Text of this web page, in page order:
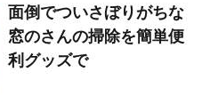
面倒でついさぼりがちな
窓のさんの掃除を簡単便
利グッズで